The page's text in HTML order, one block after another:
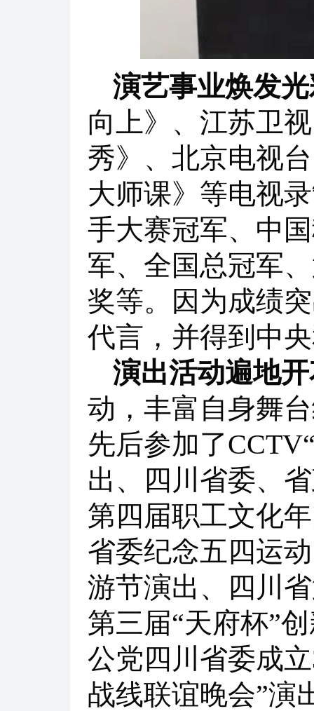
演艺事业焕发
向上》、江苏卫
秀》、北京电视
大师课》等电视
手大赛冠军、中
军、全国总冠军
奖等。因为成绩
代言，并得到中
演出活动遍地
动，丰富自身舞
先后参加了
出、四川省委、
第四届职工文化
省委纪念五四运
游节演出、四川
第三届“天府杯”
公党四川省委成
战线联谊晚会”演